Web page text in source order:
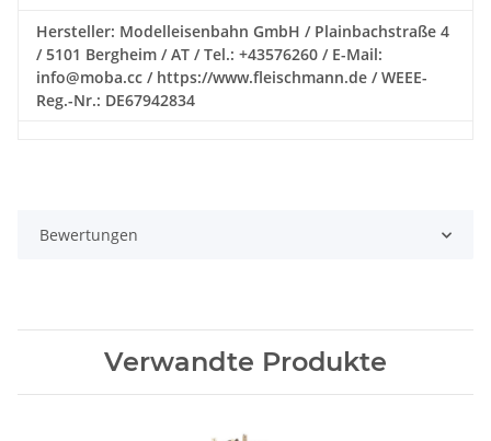
Hersteller: Modelleisenbahn GmbH / Plainbachstraße 4
/ 5101 Bergheim / AT / Tel.: +43576260 / E-Mail:
info@moba.cc / https://www.fleischmann.de / WEEE-
Reg.-Nr.: DE67942834
Bewertungen
Verwandte Produkte